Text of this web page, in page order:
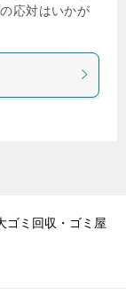
応対はいかが
ゴミ回収・ゴミ屋